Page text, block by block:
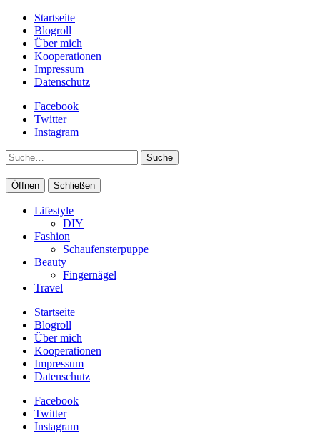
Startseite
Blogroll
Über mich
Kooperationen
Impressum
Datenschutz
Facebook
Twitter
Instagram
Suche
Öffnen Schließen
Lifestyle
DIY
Fashion
Schaufensterpuppe
Beauty
Fingernägel
Travel
Startseite
Blogroll
Über mich
Kooperationen
Impressum
Datenschutz
Facebook
Twitter
Instagram